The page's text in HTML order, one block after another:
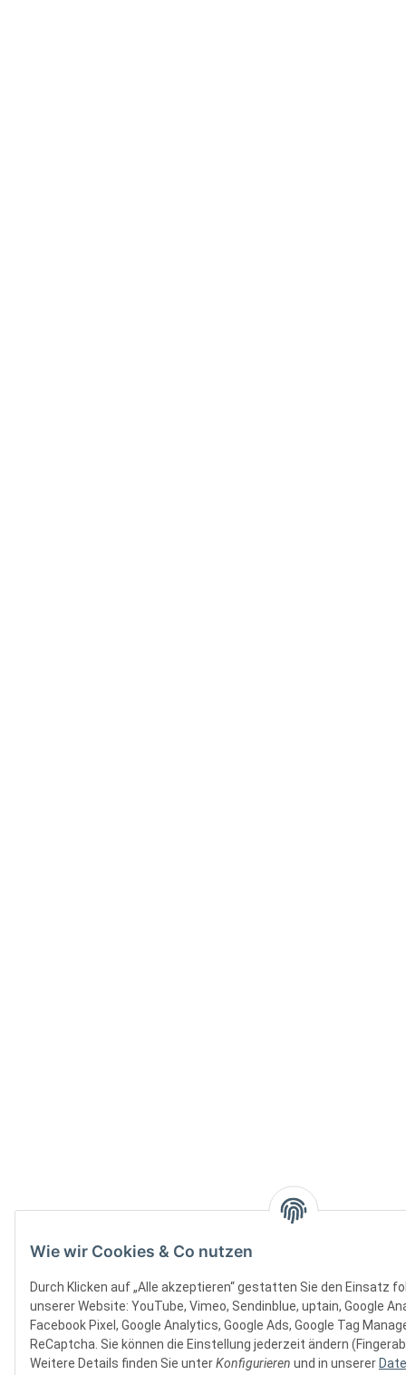
Wie wir Cookies & Co nutzen
Durch Klicken auf „Alle akzeptieren“ gestatten Sie den Einsatz
unserer Website: YouTube, Vimeo, Sendinblue, uptain, Google
Facebook Pixel, Google Analytics, Google Ads, Google Tag
ReCaptcha. Sie können die Einstellung jederzeit ändern
Weitere Details finden Sie unterKonfigurieren und in unserer